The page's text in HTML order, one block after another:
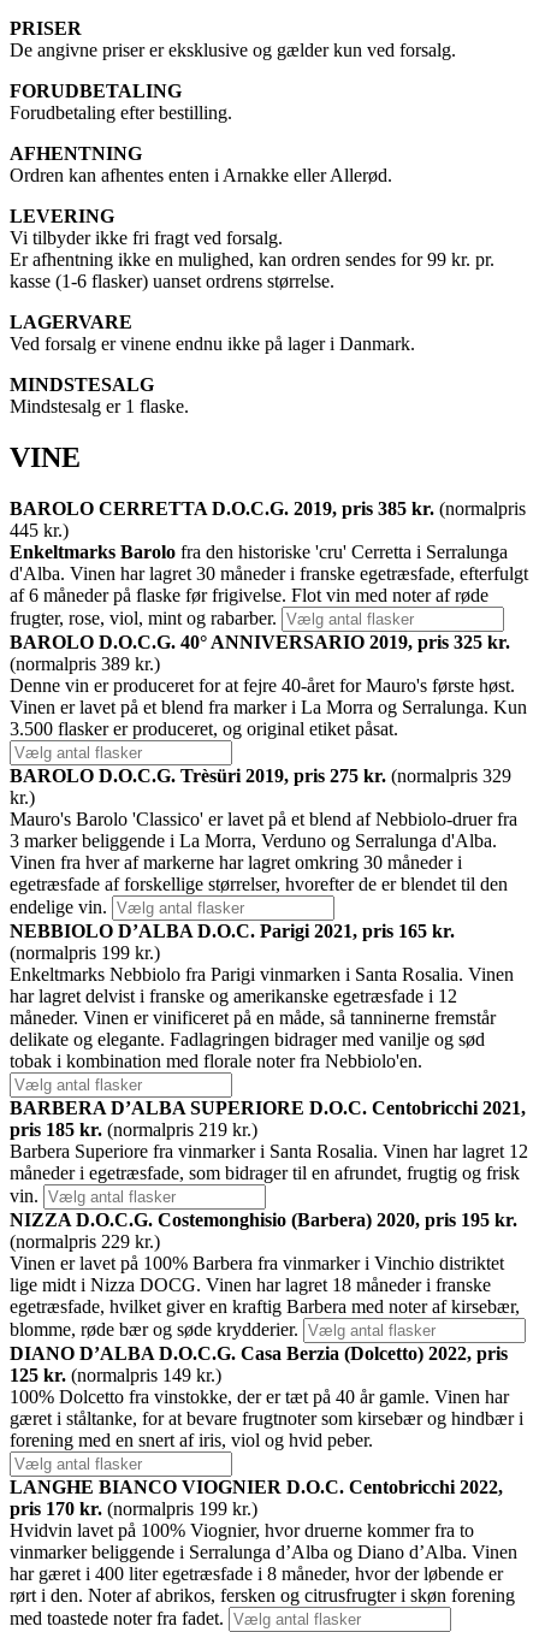
PRISER
De angivne priser er eksklusive og gælder kun ved forsalg.
FORUDBETALING
Forudbetaling efter bestilling.
AFHENTNING
Ordren kan afhentes enten i Arnakke eller Allerød.
LEVERING
Vi tilbyder ikke fri fragt ved forsalg.
Er afhentning ikke en mulighed, kan ordren sendes for 99 kr. pr.
kasse (1-6 flasker) uanset ordrens størrelse.
LAGERVARE
Ved forsalg er vinene endnu ikke på lager i Danmark.
MINDSTESALG
Mindstesalg er 1 flaske.
VINE
BAROLO CERRETTA D.O.C.G. 2019, pris 385 kr. (normalpris
445 kr.)
Enkeltmarks Barolo fra den historiske 'cru' Cerretta i Serralunga
d'Alba. Vinen har lagret 30 måneder i franske egetræsfade, efterfulgt
af 6 måneder på flaske før frigivelse. Flot vin med noter af røde
frugter, rose, viol, mint og rabarber.
BAROLO D.O.C.G. 40° ANNIVERSARIO 2019, pris 325 kr.
(normalpris 389 kr.)
Denne vin er produceret for at fejre 40-året for Mauro's første høst.
Vinen er lavet på et blend fra marker i La Morra og Serralunga. Kun
3.500 flasker er produceret, og original etiket påsat.
BAROLO D.O.C.G. Trèsüri 2019, pris 275 kr. (normalpris 329
kr.)
Mauro's Barolo 'Classico' er lavet på et blend af Nebbiolo-druer fra
3 marker beliggende i La Morra, Verduno og Serralunga d'Alba.
Vinen fra hver af markerne har lagret omkring 30 måneder i
egetræsfade af forskellige størrelser, hvorefter de er blendet til den
endelige vin.
NEBBIOLO D’ALBA D.O.C. Parigi 2021, pris 165 kr.
(normalpris 199 kr.)
Enkeltmarks Nebbiolo fra Parigi vinmarken i Santa Rosalia. Vinen
har lagret delvist i franske og amerikanske egetræsfade i 12
måneder. Vinen er vinificeret på en måde, så tanninerne fremstår
delikate og elegante. Fadlagringen bidrager med vanilje og sød
tobak i kombination med florale noter fra Nebbiolo'en.
BARBERA D’ALBA SUPERIORE D.O.C. Centobricchi 2021,
pris 185 kr. (normalpris 219 kr.)
Barbera Superiore fra vinmarker i Santa Rosalia. Vinen har lagret 12
måneder i egetræsfade, som bidrager til en afrundet, frugtig og frisk
vin.
NIZZA D.O.C.G. Costemonghisio (Barbera) 2020, pris 195 kr.
(normalpris 229 kr.)
Vinen er lavet på 100% Barbera fra vinmarker i Vinchio distriktet
lige midt i Nizza DOCG. Vinen har lagret 18 måneder i franske
egetræsfade, hvilket giver en kraftig Barbera med noter af kirsebær,
blomme, røde bær og søde krydderier.
DIANO D’ALBA D.O.C.G. Casa Berzia (Dolcetto) 2022, pris
125 kr. (normalpris 149 kr.)
100% Dolcetto fra vinstokke, der er tæt på 40 år gamle. Vinen har
gæret i ståltanke, for at bevare frugtnoter som kirsebær og hindbær i
forening med en snert af iris, viol og hvid peber.
LANGHE BIANCO VIOGNIER D.O.C. Centobricchi 2022,
pris 170 kr. (normalpris 199 kr.)
Hvidvin lavet på 100% Viognier, hvor druerne kommer fra to
vinmarker beliggende i Serralunga d’Alba og Diano d’Alba. Vinen
har gæret i 400 liter egetræsfade i 8 måneder, hvor der løbende er
rørt i den. Noter af abrikos, fersken og citrusfrugter i skøn forening
med toastede noter fra fadet.